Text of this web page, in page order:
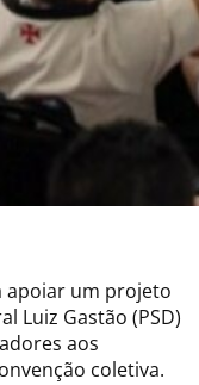
apoiar um projeto
Luiz Gastão (PSD)
aos
coletiva.